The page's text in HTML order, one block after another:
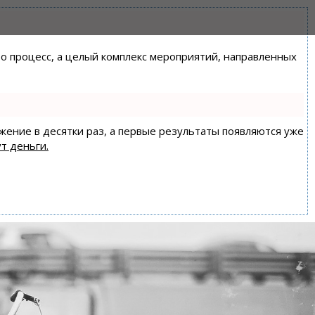
процесс, а целый комплекс мероприятий, направленных
в десятки раз, а первые результаты появляются уже
деньги.